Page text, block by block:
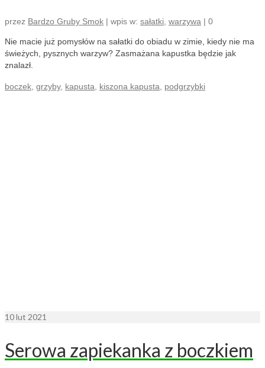
przez Bardzo Gruby Smok | wpis w: sałatki warzywa | 0
Nie macie już pomysłów na sałatki do obiadu w zimie, kiedy nie ma
świeżych, pysznych warzyw? Zasmażana kapustka będzie jak
znalazł.
boczek grzyby, kapusta kiszona kapusta podgrzybki
10lut 2021
Serowa zapiekanka z boczkiem